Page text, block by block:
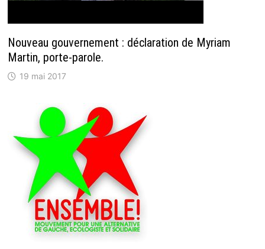
Nouveau gouvernement : déclaration de Myriam
Martin, porte-parole.
19 mai 2017